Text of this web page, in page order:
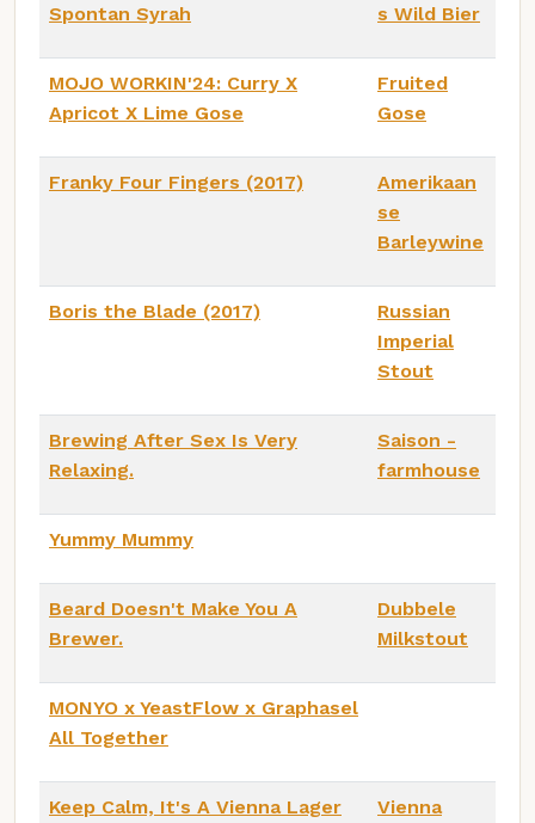
Spontan Syrah
s Wild Bier
MOJO WORKIN'24: Curry X
Apricot X Lime Gose
Fruited
Gose
Franky Four Fingers (2017)
Amerikaan
se
Barleywine
Boris the Blade (2017)
Russian
Imperial
Stout
Brewing After Sex Is Very
Relaxing.
Saison -
farmhouse
Yummy Mummy
Beard Doesn't Make You A
Brewer.
Dubbele
Milkstout
MONYO x YeastFlow x Graphasel
All Together
Keep Calm, It's A Vienna Lager
Vienna